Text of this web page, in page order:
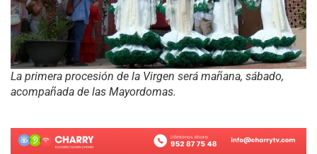
La primera procesión de la Virgen será mañana, sábado,
acompañada de las Mayordomas.